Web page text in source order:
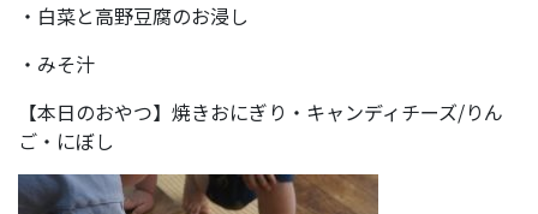
・白菜と高野豆腐のお浸し
・みそ汁
【本日のおやつ】焼きおにぎり・キャンディチーズ/りん
ご・にぼし